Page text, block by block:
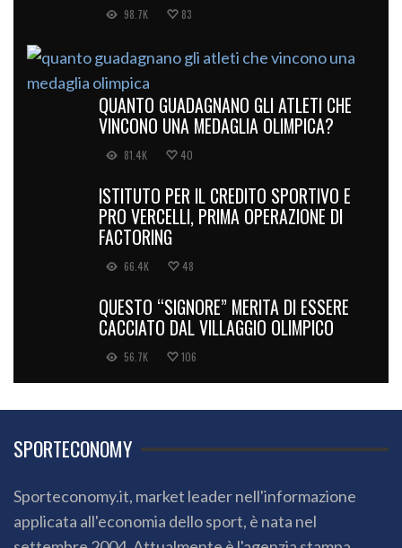
98.7K 83
QUANTO GUADAGNANO GLI ATLETI CHE
VINCONO UNA MEDAGLIA OLIMPICA?
81.4K 40
ISTITUTO PER IL CREDITO SPORTIVO E
PRO VERCELLI, PRIMA OPERAZIONE DI
FACTORING
66.4K 48
QUESTO “SIGNORE” MERITA DI ESSERE
CACCIATO DAL VILLAGGIO OLIMPICO
56.7K 106
SPORTECONOMY
Sporteconomy.it, market leader nell'informazione
applicata all'economia dello sport, è nata nel